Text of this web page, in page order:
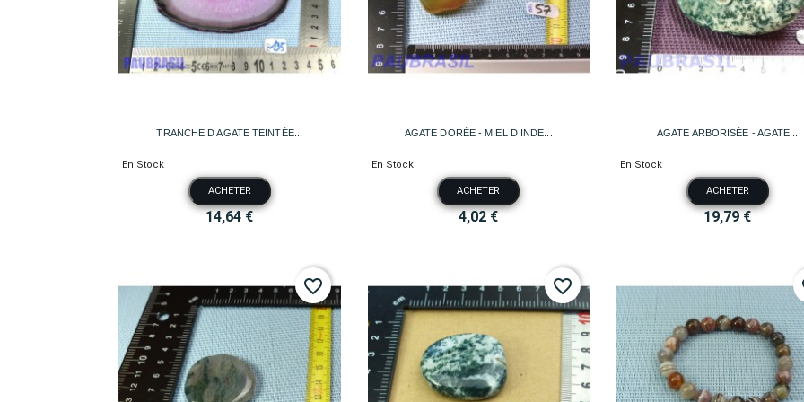
TRANCHE D AGATE TEINTÉE...
En Stock
ACHETER
14,64 €
AGATE DORÉE - MIEL D INDE...
En Stock
ACHETER
4,02 €
AGATE ARBORISÉE - AGATE...
En Stock
ACHETER
19,79 €
favorite_border favorite_border